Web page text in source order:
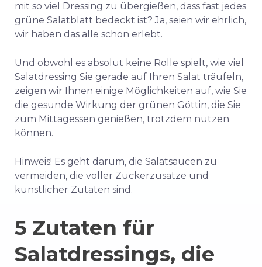
mit so viel Dressing zu übergießen, dass fast jedes
grüne Salatblatt bedeckt ist? Ja, seien wir ehrlich,
wir haben das alle schon erlebt.
Und obwohl es absolut keine Rolle spielt, wie viel
Salatdressing Sie gerade auf Ihren Salat träufeln,
zeigen wir Ihnen einige Möglichkeiten auf, wie Sie
die gesunde Wirkung der grünen Göttin, die Sie
zum Mittagessen genießen, trotzdem nutzen
können.
Hinweis! Es geht darum, die Salatsaucen zu
vermeiden, die voller Zuckerzusätze und
künstlicher Zutaten sind.
5 Zutaten für
Salatdressings, die